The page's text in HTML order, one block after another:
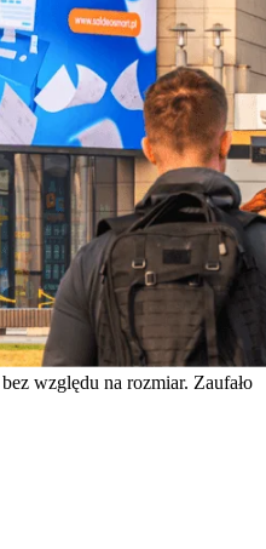
względu na rozmiar. Zaufało